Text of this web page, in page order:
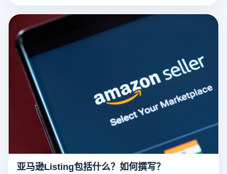
亚马逊Listing包括什么？如何撰写？